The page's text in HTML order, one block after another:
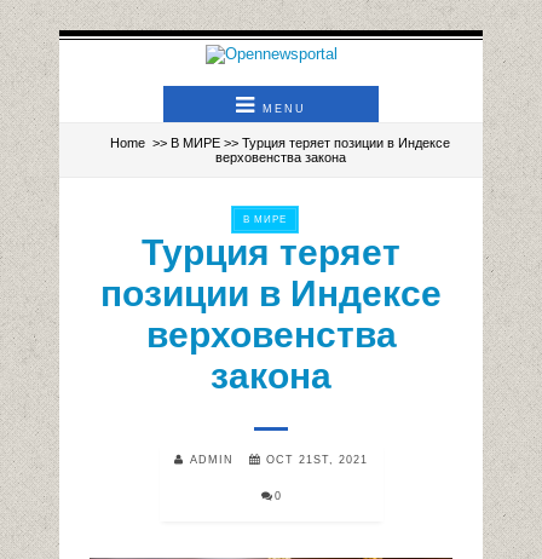
MENU
Home >> В МИРЕ >> Турция теряет позиции в Индексе
верховенства закона
В МИРЕ
Турция теряет
позиции в Индексе
верховенства
закона
ADMIN OCT 21ST, 2021
0